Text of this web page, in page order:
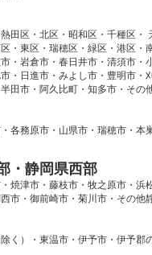
田区・北区・昭和区・千種区・
・東区・瑞穂区・緑区・港区・
・岩倉市・春日井市・清須市・
・日進市・みよし市・豊明市・
田市・阿久比町・知多市・その
各務原市・山県市・瑞穂市・本
・静岡県西部
焼津市・藤枝市・牧之原市・浜
市・御前崎市・菊川市・その他
く）・東温市・伊予市・伊予郡